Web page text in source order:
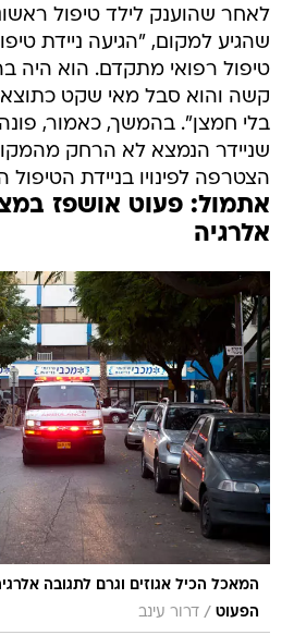
לאחר שהוענק לילד טיפול
שהגיע למקום, "הגיעה ניידת
טיפול רפואי מתקדם. הוא היה
קשה והוא סבל מאי שקט
בלי חמצן". בהמשך, כאמור,
שניידר הנמצא לא הרחק
הצטרפה לפינויו בניידת הטיפול
אתמול: פעוט אושפז
אלרגיה
המאכל הכיל אגוזים וגרם לתגובה
הפעוט / דרור עינב